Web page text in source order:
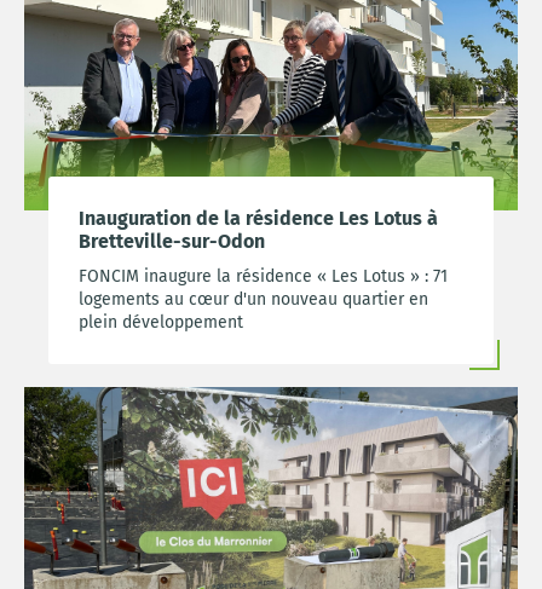
Inauguration de la résidence Les Lotus à
Bretteville-sur-Odon
FONCIM inaugure la résidence « Les Lotus » : 71
logements au cœur d'un nouveau quartier en
plein développement